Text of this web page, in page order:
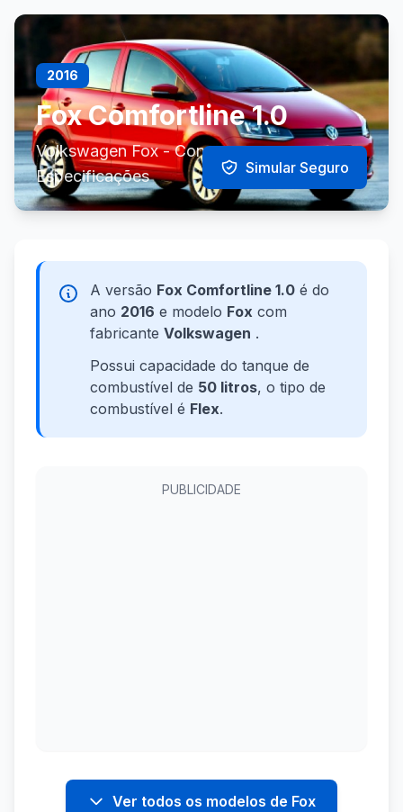
2016
Fox Comfortline 1.0
Volkswagen Fox - Consumo e
Especificações
Simular Seguro
A versão Fox Comfortline 1.0 é do
ano 2016 e modelo Fox com
fabricante Volkswagen .
Possui capacidade do tanque de
combustível de 50 litros, o tipo de
combustível é Flex.
PUBLICIDADE
Ver todos os modelos de Fox